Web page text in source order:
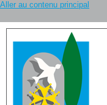
Aller au contenu principal